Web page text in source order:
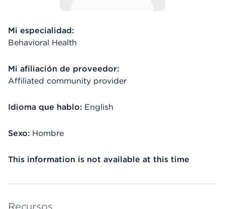
Mi especialidad:
Behavioral Health
Mi afiliación de proveedor:
Affiliated community provider
Idioma que hablo: English
Sexo: Hombre
This information is not available at this time
Recursos